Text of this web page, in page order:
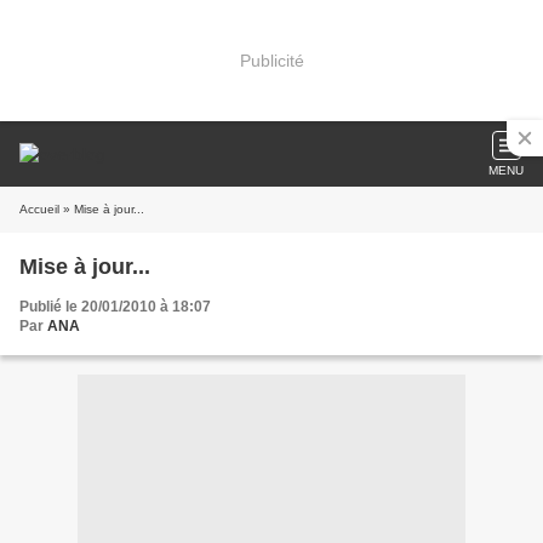
Publicité
MENU
Accueil » Mise à jour...
Mise à jour...
Publié le 20/01/2010 à 18:07
Par ANA